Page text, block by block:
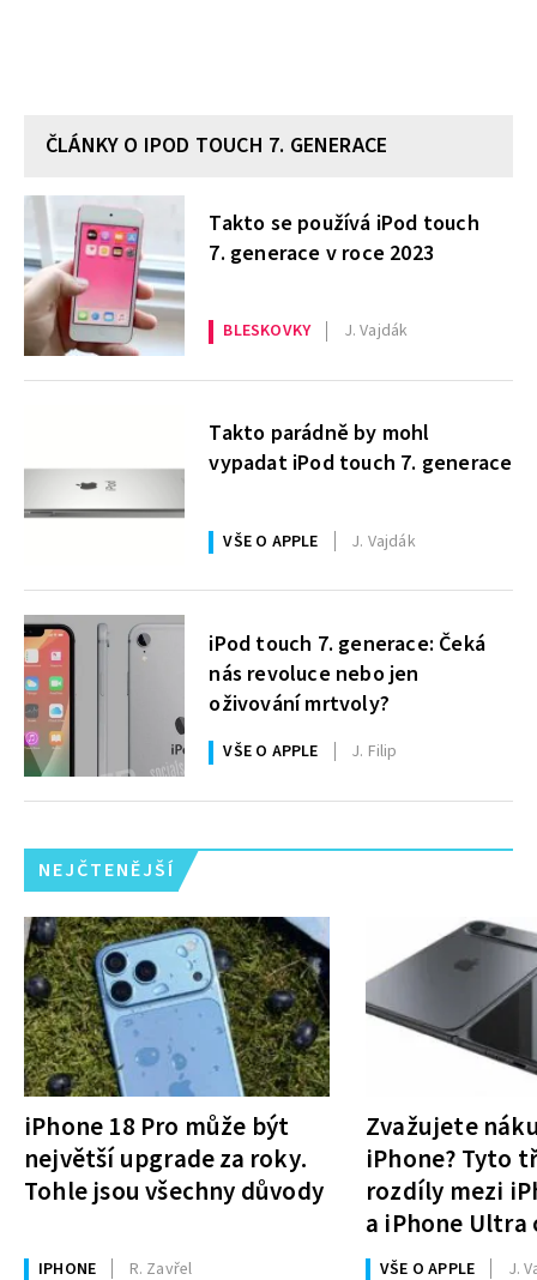
ČLÁNKY O IPOD TOUCH 7. GENERACE
Takto se používá iPod touch
7. generace v roce 2023
BLESKOVKY J. Vajdák
Takto parádně by mohl
vypadat iPod touch 7. generace
VŠE O APPLE J. Vajdák
iPod touch 7. generace: Čeká
nás revoluce nebo jen
oživování mrtvoly?
VŠE O APPLE J. Filip
NEJČTENĚJŠÍ
iPhone 18 Pro může být
největší upgrade za roky.
Tohle jsou všechny důvody
IPHONE R. Zavřel
Zvažujete
iPhone? Tyto
rozdíly mezi
a iPhone Ultra
rozhodnutí
VŠE O APPLE J.